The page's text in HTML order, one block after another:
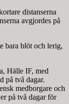
distanserna
avgjordes på
bara blöt och lerig,
Hälle IF, med
på två dagar.
medborgare och
på två dagar för